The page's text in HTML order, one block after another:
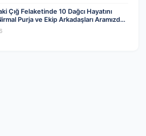
Çığ Felaketinde 10 Dağcı Hayatını
Purja ve Ekip Arkadaşları Aramızdan